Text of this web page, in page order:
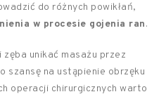
do różnych powikłań,
w procesie gojenia ran.
unikać masażu przez
szansę na ustąpienie obrzęku
operacji chirurgicznych warto